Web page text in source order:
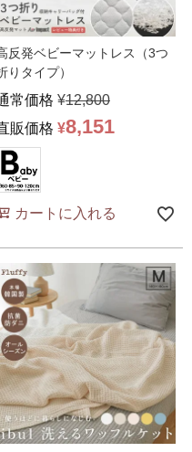
反発ベビーマットレス（3つ
りタイプ）
常価格 ¥12,800
販価格 ¥8,151
カートに入れる